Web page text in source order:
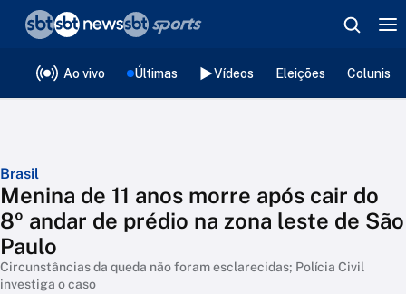
Ao vivo Últimas Vídeos Eleições
Brasil
Menina de 11 anos morre após cair do
8º andar de prédio na zona leste de São
Paulo
Circunstâncias da queda não foram esclarecidas; Polícia Civil
investiga o caso
❮voltar
Editorias